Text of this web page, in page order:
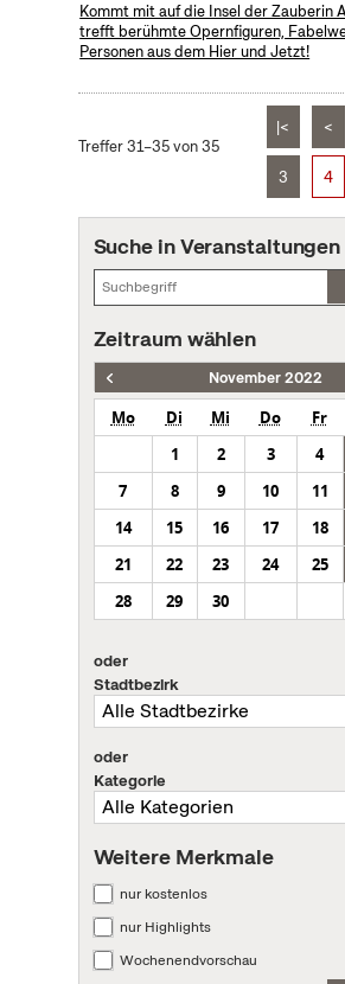
Kommt mit auf die Insel der Zauberin
trefft berühmte Opernfiguren,
Personen aus dem Hier und Jetzt!
Treffer 31–35 von 35
|< <
3 4
Suche in Veranstaltungen
Zeitraum wählen
November 2022
Mo Di Mi Do Fr
1
2 3 4
7
8 9 10 11
14
15 16 17 18
21
22 23 24 25
28
29 30
oder
Stadtbezirk
oder
Kategorie
Weitere Merkmale
nur kostenlos
nur Highlights
Wochenendvorschau